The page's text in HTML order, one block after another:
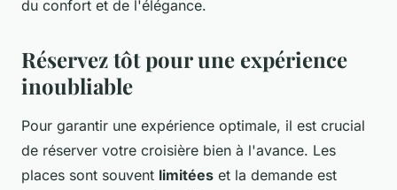
du confort et de l'élégance.
Réservez tôt pour une expérience
inoubliable
Pour garantir une expérience optimale, il est crucial
de réserver votre croisière bien à l'avance. Les
places sont souvent limitées et la demande est